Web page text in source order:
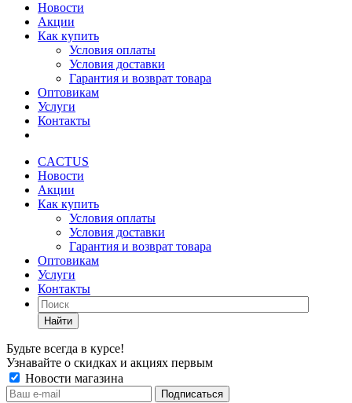
Новости
Акции
Как купить
Условия оплаты
Условия доставки
Гарантия и возврат товара
Оптовикам
Услуги
Контакты
CACTUS
Новости
Акции
Как купить
Условия оплаты
Условия доставки
Гарантия и возврат товара
Оптовикам
Услуги
Контакты
Найти
Будьте всегда в курсе!
Узнавайте о скидках и акциях первым
Новости магазина